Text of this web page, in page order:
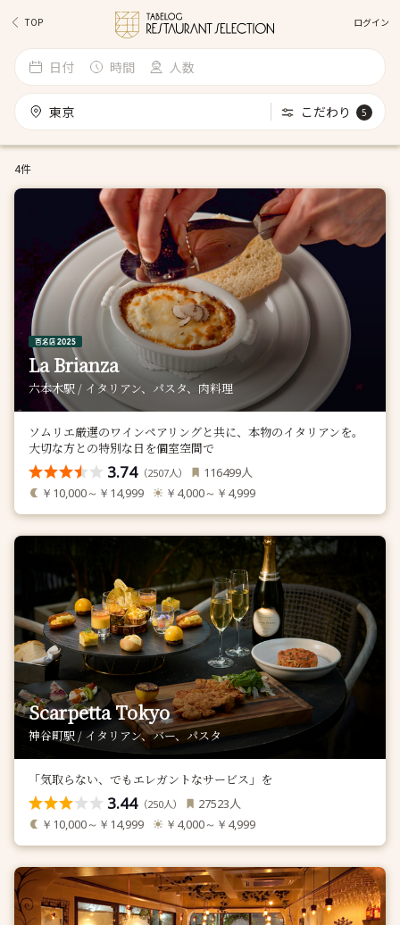
TOP ログイン
日付 時間 人数
東京 こだわり 5
4件
La Brianza
六本木駅 / イタリアン、パスタ、肉料理
ソムリエ厳選のワインペアリングと共に、本物のイタリアンを。
大切な方との特別な日を個室空間で
3.74（2507人） 116499人
￥10,000～￥14,999 ￥4,000～￥4,999
Scarpetta Tokyo
神谷町駅 / イタリアン、バー、パスタ
「気取らない、でもエレガントなサービス」を
3.44（250人） 27523人
￥10,000～￥14,999 ￥4,000～￥4,999